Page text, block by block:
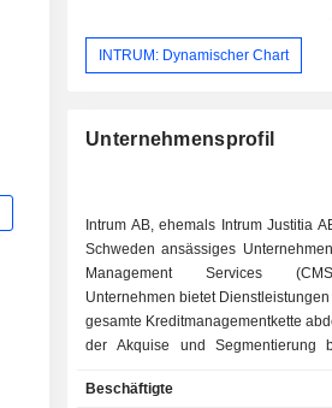
INTRUM: Dynamischer Chart
Unternehmensprofil
Intrum AB, ehemals Intrum Justitia
Schweden ansässiges
Management Services
Unternehmen bietet
gesamte Kreditmanagementkette
der Akquise und Segmentierung
Finanzdienstleistungen. Das
Beschäftigte